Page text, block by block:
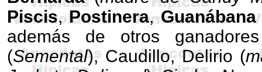
Piscis,Postinera,Guanábana
además de otros
(Semental), Caudillo, Delirio (